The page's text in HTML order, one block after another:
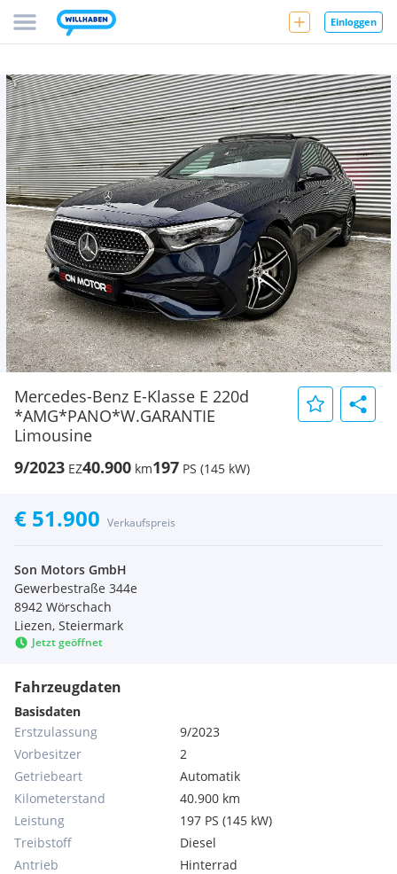
Einloggen
Mercedes-Benz E-Klasse E 220d
*AMG*PANO*W.GARANTIE
Limousine
9/2023 EZ40.900 km197 PS (145 kW)
€ 51.900 Verkaufspreis
Son Motors GmbH
Gewerbestraße 344e
8942 Wörschach
Liezen, Steiermark
Jetzt geöffnet
Fahrzeugdaten
Basisdaten
Erstzulassung
9/2023
Vorbesitzer
2
Getriebeart
Automatik
Kilometerstand
40.900 km
Leistung
197 PS (145 kW)
Treibstoff
Diesel
Antrieb
Hinterrad